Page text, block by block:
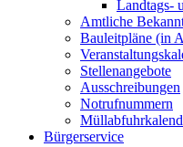
Landtags-
Amtliche
Bauleitpläne (in
Stellenangebote
Ausschreibungen
Notrufnummern
Bürgerservice